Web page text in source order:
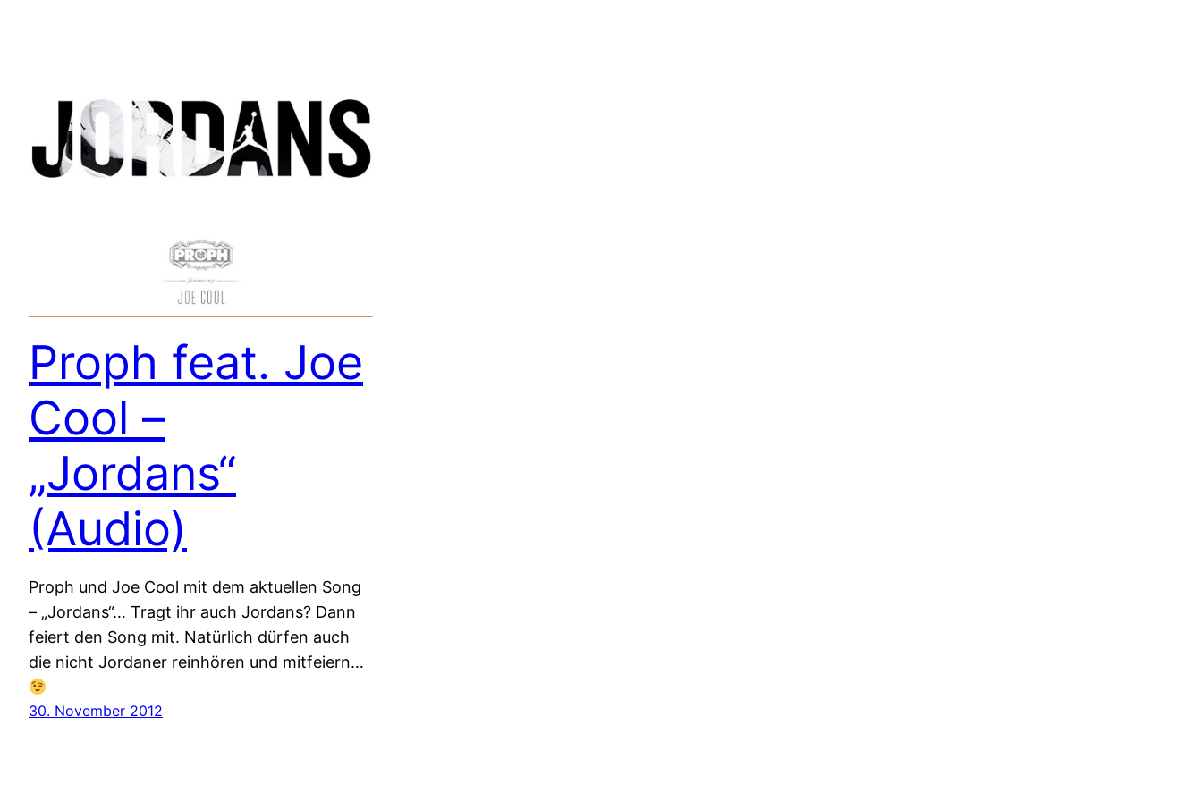
Proph feat. Joe
Cool –
„Jordans“
(Audio)
Proph und Joe Cool mit dem aktuellen Song
– „Jordans“… Tragt ihr auch Jordans? Dann
feiert den Song mit. Natürlich dürfen auch
die nicht Jordaner reinhören und mitfeiern…
30. November 2012